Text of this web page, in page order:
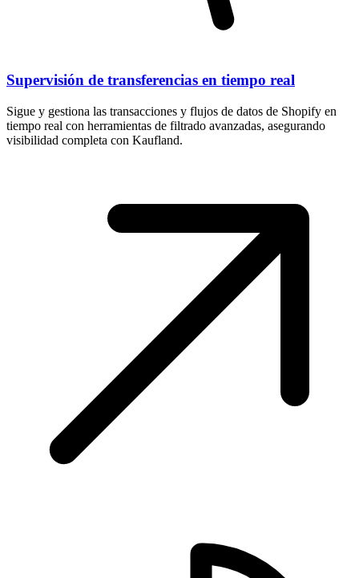
Supervisión de transferencias en tiempo real
Sigue y gestiona las transacciones y flujos de datos de Shopify en
tiempo real con herramientas de filtrado avanzadas, asegurando
visibilidad completa con Kaufland.